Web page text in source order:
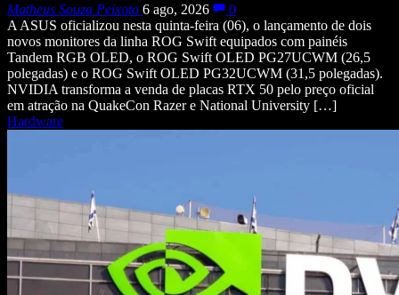
Matheus Souza Peixoto 6 ago, 2026
0
A ASUS oficializou nesta quinta-feira (06), o lançamento de dois
novos monitores da linha ROG Swift equipados com painéis
Tandem RGB OLED, o ROG Swift OLED PG27UCWM (26,5
polegadas) e o ROG Swift OLED PG32UCWM (31,5 polegadas).
NVIDIA transforma a venda de placas RTX 50 pelo preço oficial
em atração na QuakeCon Razer e National University […]
Hardware